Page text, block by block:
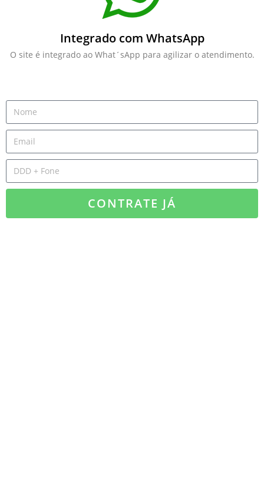
Integrado com WhatsApp
O site é integrado ao What´sApp para agilizar o atendimento.
CONTRATE JÁ